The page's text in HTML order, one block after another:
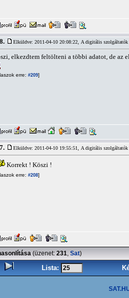
Elküldve: 2011-04-10 20:08:22, A digitális szolgáltatók
elkezdtem feltölteni a többi adatot, de az
erre: #209]
Elküldve: 2011-04-10 19:55:51, A digitális szolgáltatók
Korrekt ! Köszi !
erre: #208]
(üzenet: 231, Sat)
Lista: